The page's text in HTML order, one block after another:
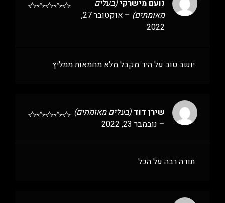
נועם מישרקי(בעלים
מאומתים) –
אוקטובר 27,
2022
יושב טוב על היד מקבל מלא מחמאות ממליץ
שירן דוד (בעלים מאומתים)
– נובמבר 23, 2022
תודה רבה על הכל